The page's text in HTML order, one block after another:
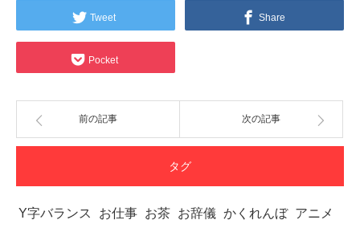
Tweet Share
Pocket
前の記事 次の記事
タグ
Y字バランス お仕事 お茶 お辞儀 かくれんぼ アニメ